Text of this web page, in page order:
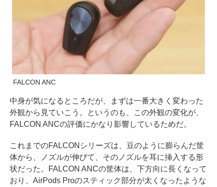
FALCON ANC
中身が気になるところだが、まずは一番大きく変わった
外観から見ていこう。というのも、この外観の変化が、
FALCON ANCの評価にかなり影響しているためだ。
これまでのFALCONシリーズは、豆のように膨らんだ筐
体から、ノズルが伸びて、そのノズルを耳に挿入する形
状だった。FALCON ANCの筐体は、下方向に長くなって
おり、AirPods Proのスティック部分が太くなったような